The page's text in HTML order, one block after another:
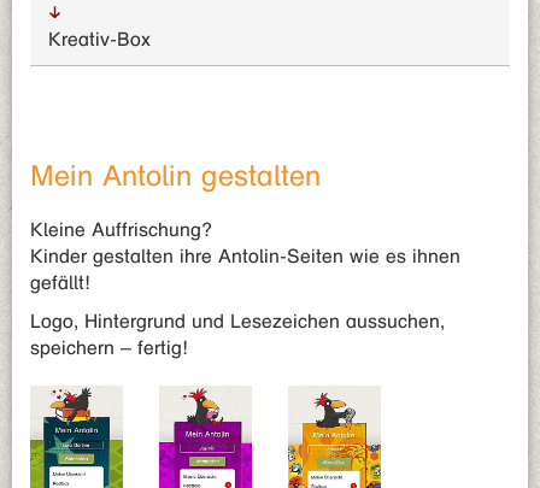
Kreativ-Box
Mein Antolin gestalten
Kleine Auffrischung?
Kinder gestalten ihre Antolin-Seiten wie es ihnen
gefällt!
Logo, Hintergrund und Lesezeichen aussuchen,
speichern – fertig!